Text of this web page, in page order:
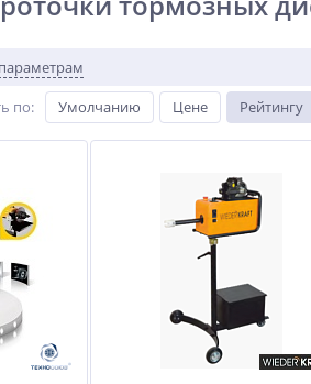
по: Умолчанию Цене Рейтингу